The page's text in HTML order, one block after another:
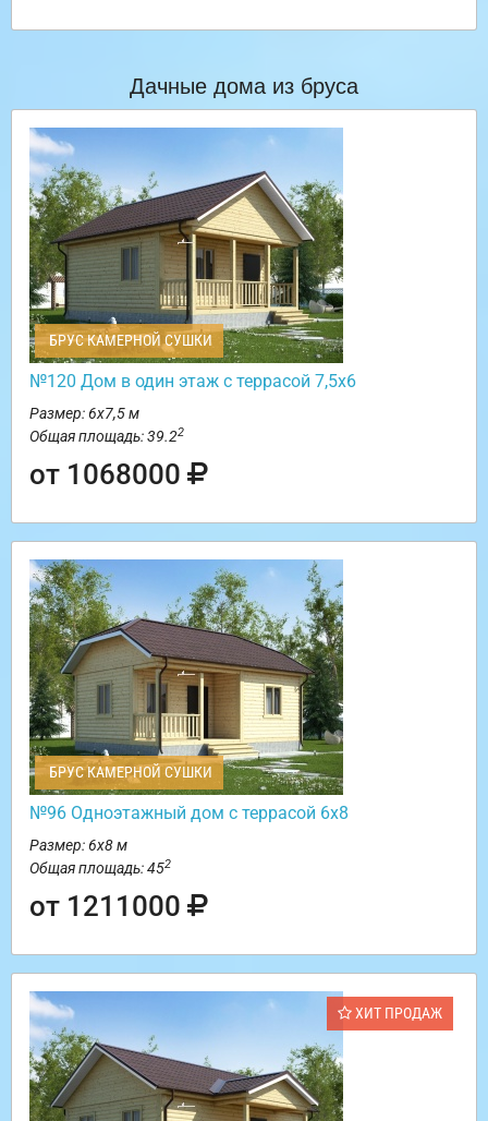
Дачные дома из бруса
БРУС КАМЕРНОЙ СУШКИ
№120 Дом в один этаж с террасой 7,5х6
Размер: 6х7,5 м
Общая площадь: 39.22
от 1068000
БРУС КАМЕРНОЙ СУШКИ
№96 Одноэтажный дом с террасой 6х8
Размер: 6х8 м
Общая площадь: 452
от 1211000
ХИТ ПРОДАЖ